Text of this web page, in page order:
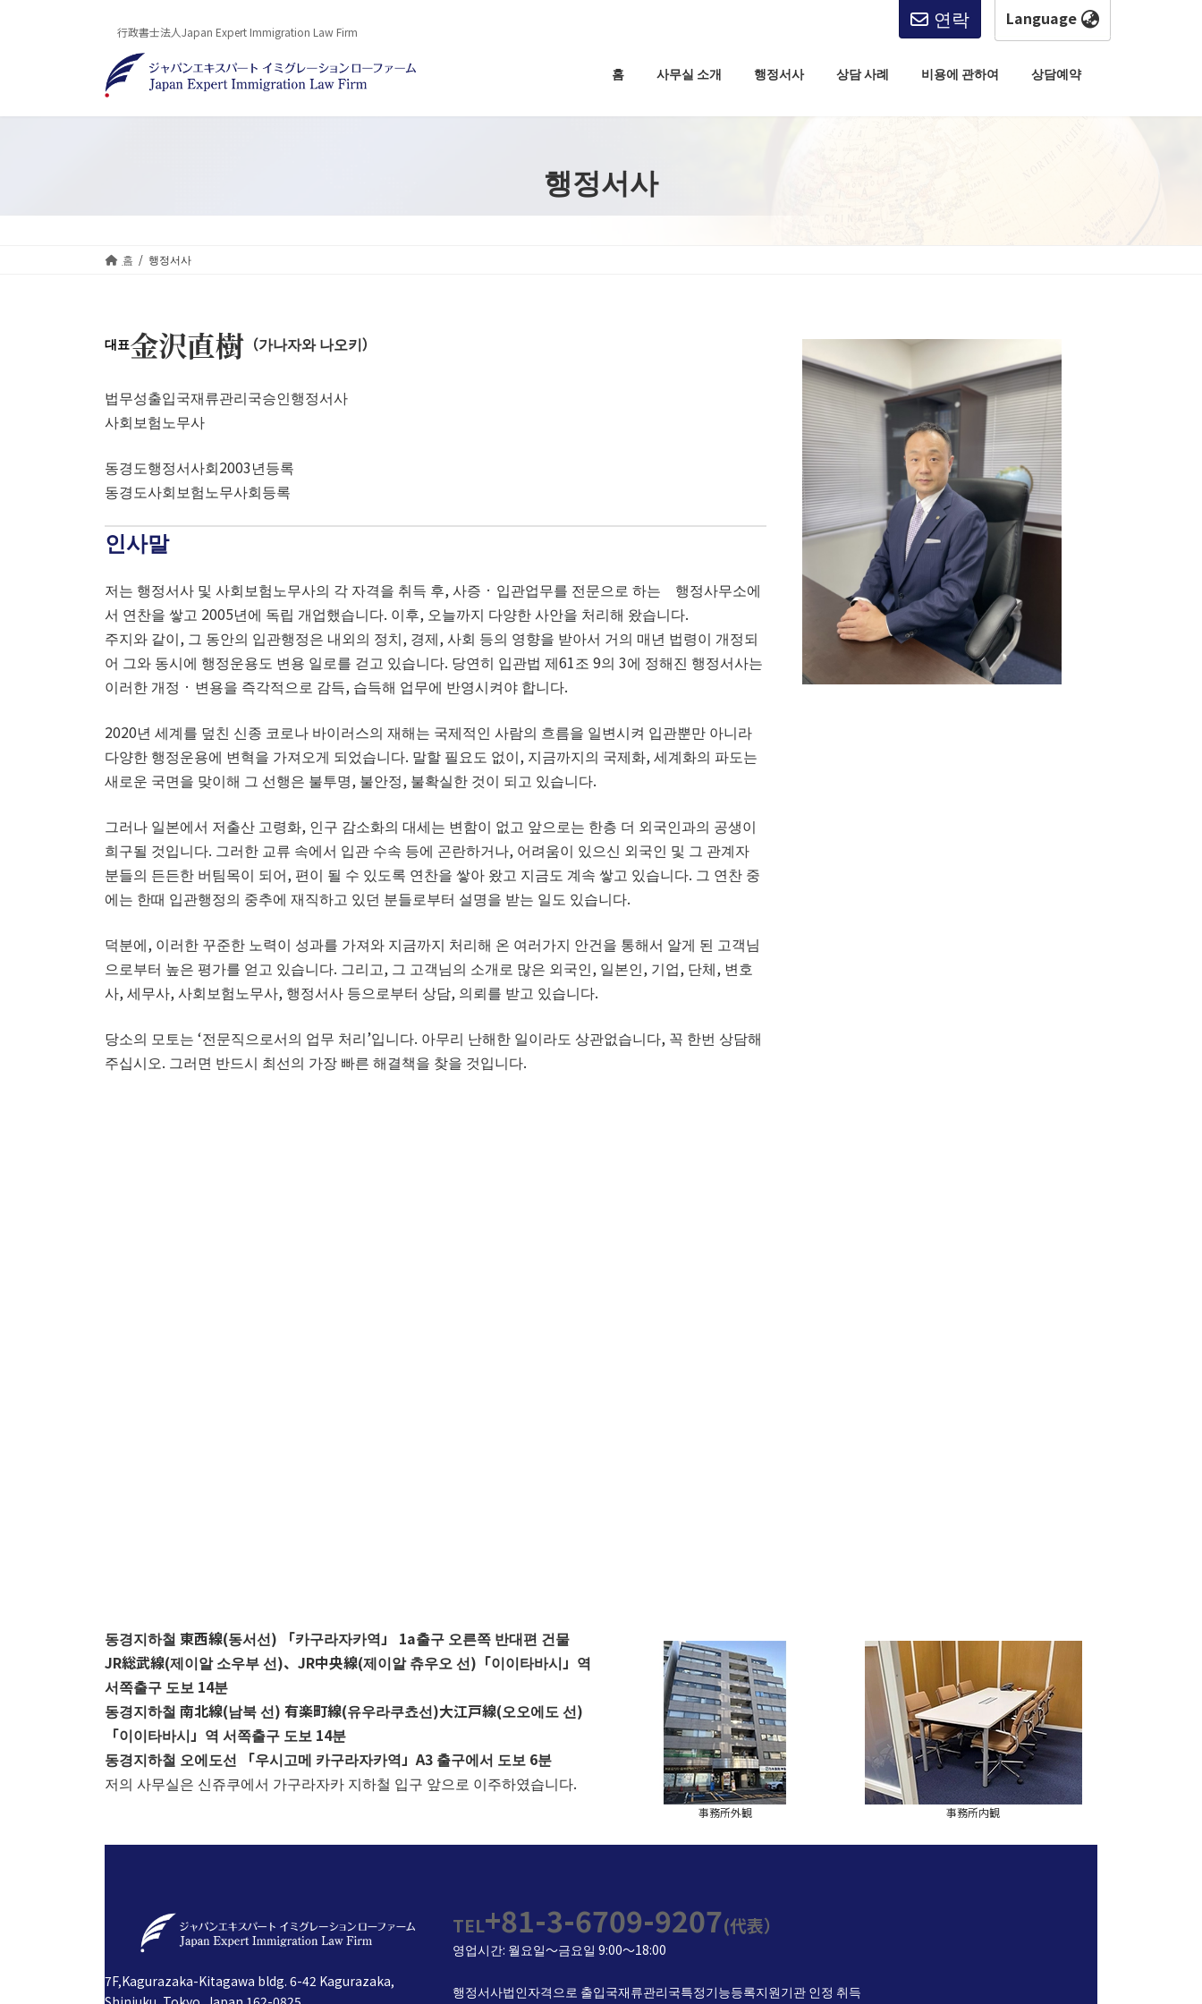
한국어
行政書士法人Japan Expert Immigration Law Firm
연락
홈 사무실 소개 행정서사 상담 사례 비용에 관하여 상담예약
행정서사
홈 행정서사
대표金沢直樹 （가나자와 나오키）
법무성출입국재류관리국승인행정서사
사회보험노무사
동경도행정서사회2003년등록
동경도사회보험노무사회등록
인사말
저는 행정서사 및 사회보험노무사의 각 자격을 취득 후, 사증 · 입관업무를 전문으로 하는 행정사무소에
서 연찬을 쌓고 2005년에 독립 개업했습니다. 이후, 오늘까지 다양한 사안을 처리해 왔습니다.
주지와 같이, 그 동안의 입관행정은 내외의 정치, 경제, 사회 등의 영향을 받아서 거의 매년 법령이 개정되
어 그와 동시에 행정운용도 변용 일로를 걷고 있습니다. 당연히 입관법 제61조 9의 3에 정해진 행정서사는
이러한 개정 · 변용을 즉각적으로 감득, 습득해 업무에 반영시켜야 합니다.
2020년 세계를 덮친 신종 코로나 바이러스의 재해는 국제적인 사람의 흐름을 일변시켜 입관뿐만 아니라
다양한 행정운용에 변혁을 가져오게 되었습니다. 말할 필요도 없이, 지금까지의 국제화, 세계화의 파도는
새로운 국면을 맞이해 그 선행은 불투명, 불안정, 불확실한 것이 되고 있습니다.
그러나 일본에서 저출산 고령화, 인구 감소화의 대세는 변함이 없고 앞으로는 한층 더 외국인과의 공생이
희구될 것입니다. 그러한 교류 속에서 입관 수속 등에 곤란하거나, 어려움이 있으신 외국인 및 그 관계자
분들의 든든한 버팀목이 되어, 편이 될 수 있도록 연찬을 쌓아 왔고 지금도 계속 쌓고 있습니다. 그 연찬 중
에는 한때 입관행정의 중추에 재직하고 있던 분들로부터 설명을 받는 일도 있습니다.
덕분에, 이러한 꾸준한 노력이 성과를 가져와 지금까지 처리해 온 여러가지 안건을 통해서 알게 된 고객님
으로부터 높은 평가를 얻고 있습니다. 그리고, 그 고객님의 소개로 많은 외국인, 일본인, 기업, 단체, 변호
사, 세무사, 사회보험노무사, 행정서사 등으로부터 상담, 의뢰를 받고 있습니다.
당소의 모토는 ‘전문직으로서의 업무 처리’입니다. 아무리 난해한 일이라도 상관없습니다, 꼭 한번 상담해
주십시오. 그러면 반드시 최선의 가장 빠른 해결책을 찾을 것입니다.
동경지하철 東西線(동서선) 「카구라자카역」 1a출구 오른쪽 반대편 건물
JR総武線(제이알 소우부 선)、 JR中央線(제이알 츄우오 선)「이이타바시」역
서쪽출구 도보 14분
동경지하철 南北線(남북 선) 有楽町線(유우라쿠쵸선)大江戸線(오오에도 선)
「이이타바시」역 서쪽출구 도보 14분
동경지하철 오에도선 「우시고메 카구라자카역」A3 출구에서 도보 6분
저의 사무실은 신쥬쿠에서 가구라자카 지하철 입구 앞으로 이주하였습니다.
事務所外観 事務所内観
7F,Kagurazaka-Kitagawa bldg. 6-42 Kagurazaka,
TEL+81-3-6709-9207(代表）
영업시간: 월요일～금요일 9:00～18:00
행정서사법인자격으로 출입국재류관리국특정기능등록지원기관 인정 취득